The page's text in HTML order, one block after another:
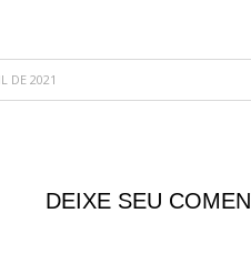
DE 2021
DEIXE SEU